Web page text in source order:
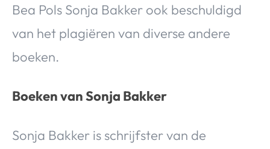
Bea Pols Sonja Bakker ook beschuldigd
van het plagiëren van diverse andere
boeken.
Boeken van Sonja Bakker
Sonja Bakker is schrijfster van de